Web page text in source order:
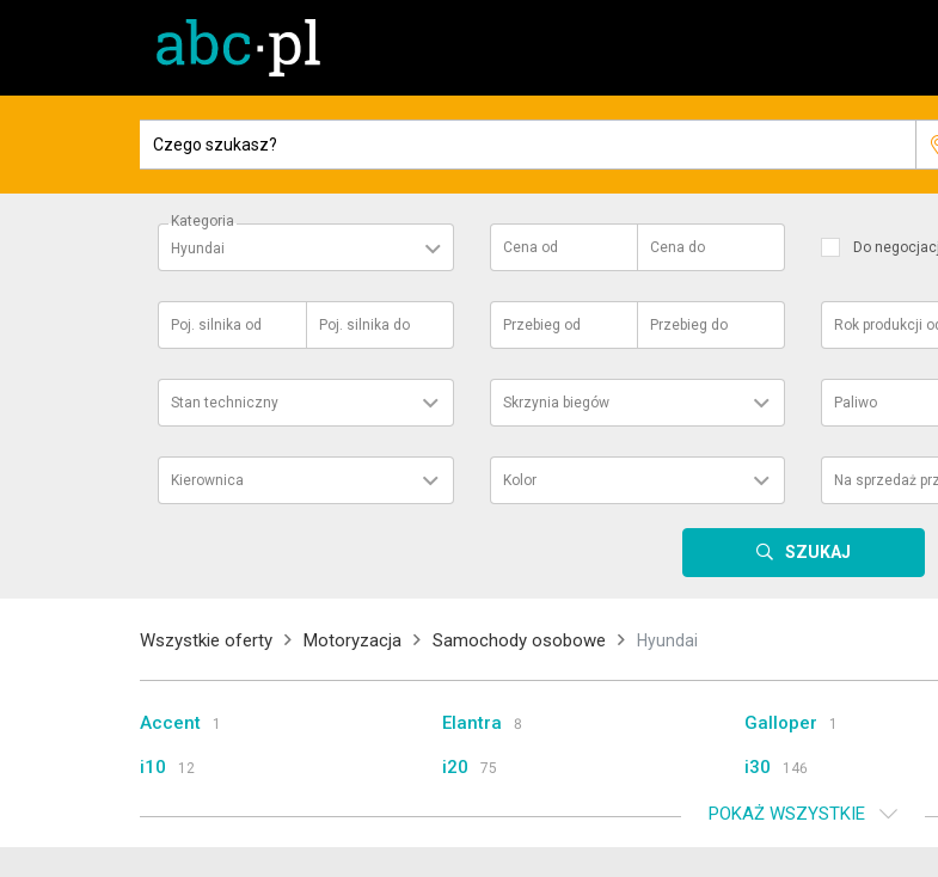
Kategoria
Hyundai
Cena od Cena do Do
Poj. silnika od Poj. silnika do Przebieg od Przebieg do Rok produkcji
Stan techniczny Skrzynia biegów Paliwo
Kierownica Kolor Na sprzedaż
SZUKAJ
Wszystkie oferty Motoryzacja Samochody osobowe Hyundai
Accent 1 Elantra 8 Galloper 1
i10 12 i20 75 i30 146
ix20 12 ix35 57 Kona 40
POKAŻ WSZYSTKIE